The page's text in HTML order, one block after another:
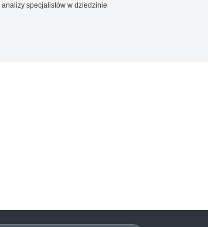
specjalistów w dziedzinie